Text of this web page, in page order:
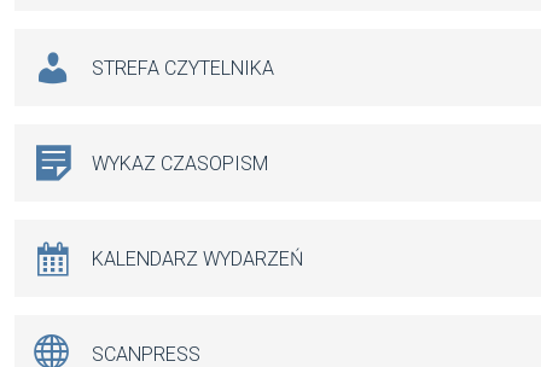
STREFA CZYTELNIKA
WYKAZ CZASOPISM
KALENDARZ WYDARZEŃ
SCANPRESS